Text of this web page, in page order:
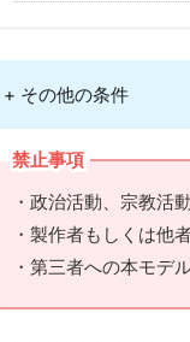
+ その他の条件
禁止事項
・政治活動、宗教活
・製作者もしくは他
・第三者への本モデ